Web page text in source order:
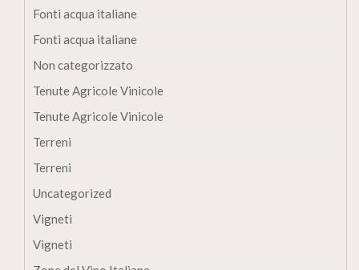
Fonti acqua italiane
Fonti acqua italiane
Non categorizzato
Tenute Agricole Vinicole
Tenute Agricole Vinicole
Terreni
Terreni
Uncategorized
Vigneti
Vigneti